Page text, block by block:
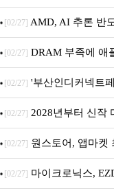
[02/27] AMD, AI 추론 반
[02/27] DRAM 부족에 애
퍼 대기
[02/27] '부산인디커넥트
개막... 22일간 진행
[02/27] 2028년부터 신작
문 추가
[02/27] 원스토어, 앱마켓
[02/27] 마이크로닉스,